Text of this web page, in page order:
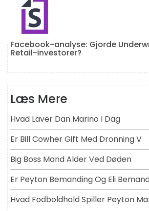
Facebook-analyse: Gjorde
Retail-investorer?
Læs Mere
Hvad Laver Dan Marino I Dag
Er Bill Cowher Gift Med Dronning V
Big Boss Mand Alder Ved Døden
Er Peyton Bemanding Og Eli
Hvad Fodboldhold Spiller Peyton